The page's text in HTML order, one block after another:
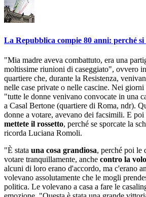
La Repubblica compie 80 anni: perché si
"Mia madre aveva combattuto, era una
moltissime riunioni di caseggiato", ovvero
quartiere che, durante la Resistenza,
nelle case private o nelle cascine. Nei
"tutte le donne venivano convocate in una
a Casal Bertone (quartiere di Roma, ndr).
donne a votare, avevano dei facsimili. E
mettete il rossetto, perché se sporcate la
ricorda Luciana Romoli.
"È stata una cosa grandiosa, perché poi le
votare tranquillamente, anche contro la
alcuni di loro erano d'accordo, ma c'erano
volevano assolutamente che le mogli
politica. Le volevano a casa a fare le